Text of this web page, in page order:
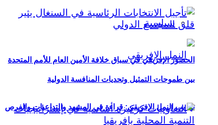
سياسية
تهريب النمل الإفريقي: قراءة في المشهد والتداعيات والفرص
الحضور الإفريقي في سباق خلافة الأمين العام للأمم المتحدة
بين طموحات التمثيل وتحديات المنافسة الدولية